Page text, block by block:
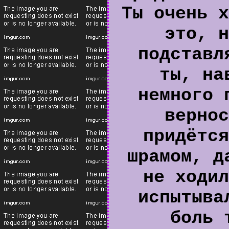
Ты очень
это,
ты,
немного
шрамом,
не
боль